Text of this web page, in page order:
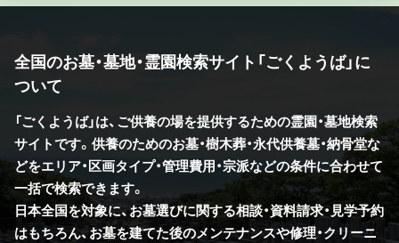
全国のお墓・墓地・霊園検索サイト「ごくようば」に
ついて
「ごくようば」は、ご供養の場を提供するための霊園・墓地検索
サイトです。供養のためのお墓・樹木葬・永代供養墓・納骨堂な
どをエリア・区画タイプ・管理費用・宗派などの条件に合わせて
一括で検索できます。
日本全国を対象に、お墓選びに関する相談・資料請求・見学予約
はもちろん、お墓を建てた後のメンテナンスや修理・クリーニ